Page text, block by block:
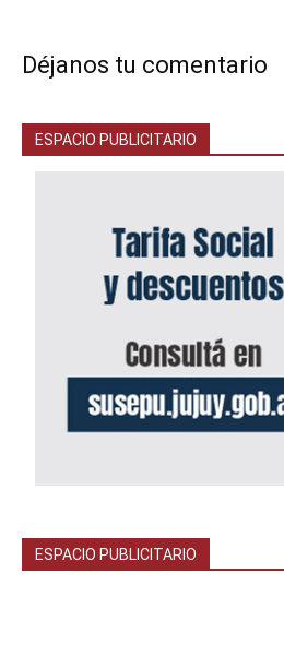
Déjanos tu comentario
ESPACIO PUBLICITARIO
ESPACIO PUBLICITARIO